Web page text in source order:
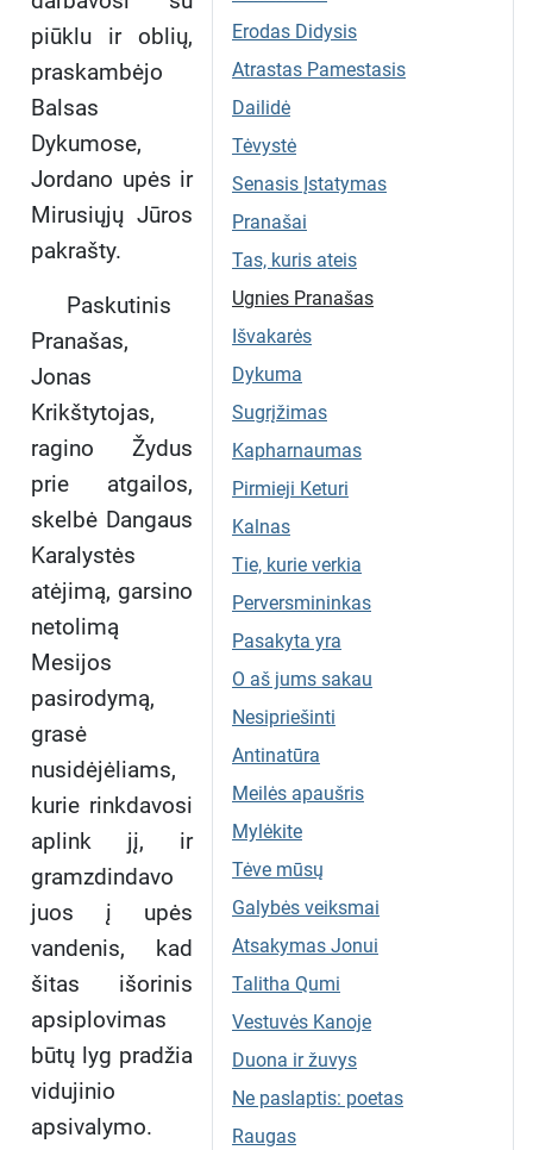
Erodas Didysis
Atrastas Pamestasis
Dailidė
Tėvystė
Senasis Įstatymas
Pranašai
Tas, kuris ateis
Ugnies Pranašas
Išvakarės
Dykuma
Sugrįžimas
Kapharnaumas
Pirmieji Keturi
Kalnas
Tie, kurie verkia
Perversmininkas
Pasakyta yra
O aš jums sakau
Nesipriešinti
Antinatūra
Meilės apaušris
Mylėkite
Tėve mūsų
Galybės veiksmai
Atsakymas Jonui
Talitha Qumi
Vestuvės Kanoje
Duona ir žuvys
Ne paslaptis: poetas
Raugas
piūklu ir oblių,
praskambėjo
Balsas
Dykumose,
Jordano upės ir
Mirusiųjų Jūros
pakrašty.
Paskutinis
Pranašas,
Jonas
Krikštytojas,
ragino Žydus
prie atgailos,
skelbė Dangaus
Karalystės
atėjimą, garsino
netolimą
Mesijos
pasirodymą,
grasė
nusidėjėliams,
kurie rinkdavosi
aplink jį, ir
gramzdindavo
juos į upės
vandenis, kad
šitas išorinis
apsiplovimas
būtų lyg pradžia
vidujinio
apsivalymo.